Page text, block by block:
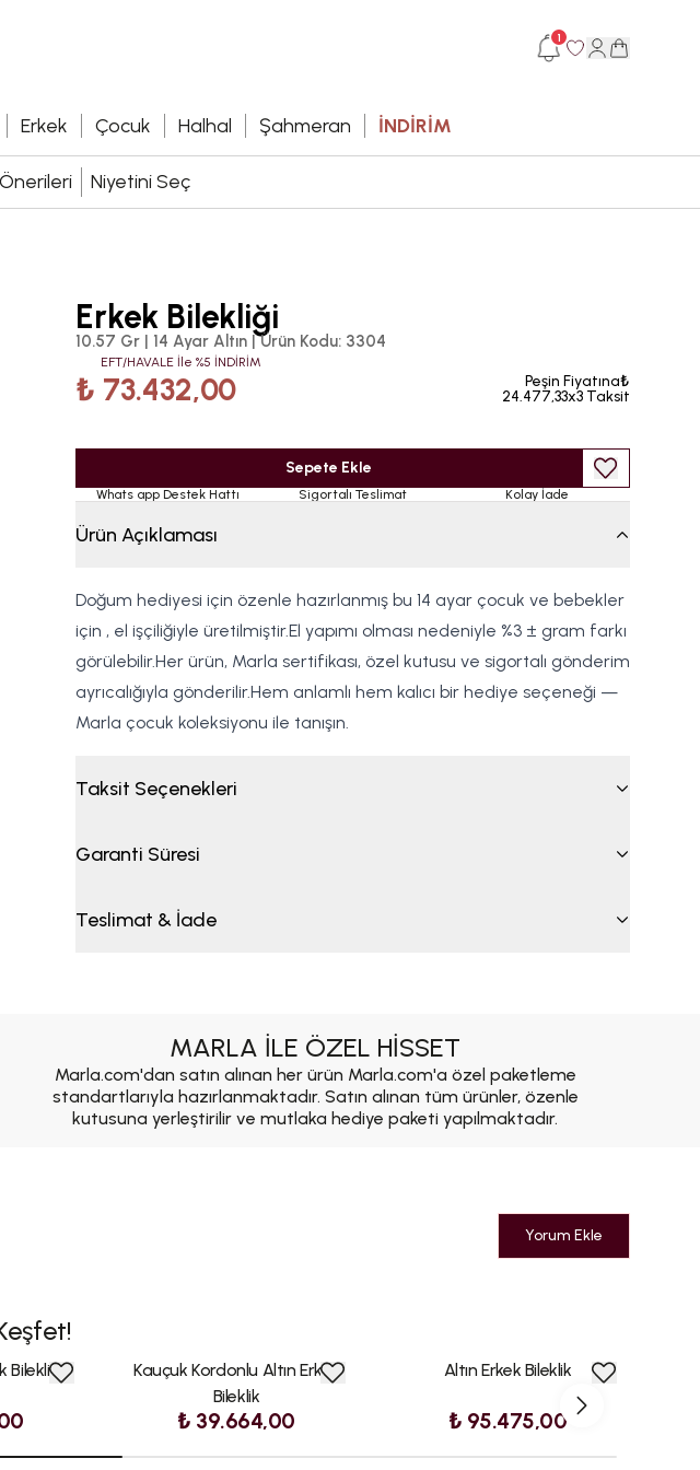
1
Erkek Çocuk Halhal Şahmeran İNDİRİM
Niyetini Seç
Erkek Bilekliği
10.57 Gr | 14 Ayar Altın |Ürün Kodu: 3304
EFT/HAVALE İle %5 İNDİRİM
₺ 73.432,00
Peşin Fiyatına₺
24.477,33x3 Taksit
Sepete Ekle
Whats app Destek Hattı Sigortalı Teslimat Kolay İade
Ürün Açıklaması
Doğum hediyesi için özenle hazırlanmış bu 14 ayar çocuk ve bebekler
için , el işçiliğiyle üretilmiştir.El yapımı olması nedeniyle %3 ± gram farkı
görülebilir.Her ürün, Marla sertifikası, özel kutusu ve sigortalı gönderim
ayrıcalığıyla gönderilir.Hem anlamlı hem kalıcı bir hediye seçeneği —
Marla çocuk koleksiyonu ile tanışın.
Taksit Seçenekleri
Garanti Süresi
Teslimat & İade
MARLA İLE ÖZEL HİSSET
Marla.com'dan satın alınan her ürün Marla.com'a özel paketleme
standartlarıyla hazırlanmaktadır. Satın alınan tüm ürünler, özenle
kutusuna yerleştirilir ve mutlaka hediye paketi yapılmaktadır.
Yorum Ekle
Bileklik
Kauçuk Kordonlu Altın Erkek
Bileklik
₺ 39.664,00
Altın Erkek Bileklik
₺ 95.475,00